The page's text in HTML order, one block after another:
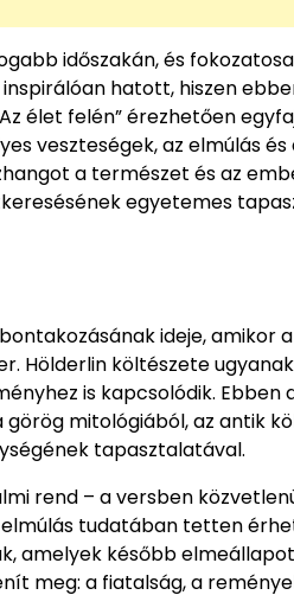
időszakán, és
hatott, hiszen
élet felén” érezhetően
veszteségek, az elmúlás
a természet és az
egyetemes
ideje, amikor
Hölderlin költészete
is kapcsolódik. Ebben
mitológiából, az antik
tapasztalatával.
rend – a versben
tudatában tetten
amelyek később
meg: a fiatalság, a